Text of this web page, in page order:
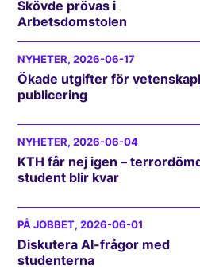
Skövde prövas i
Arbetsdomstolen
NYHETER, 2026-06-17
Ökade utgifter för
publicering
NYHETER, 2026-06-04
KTH får nej igen –
student blir kvar
PÅ JOBBET, 2026-06-01
Diskutera AI-frågor med
studenterna